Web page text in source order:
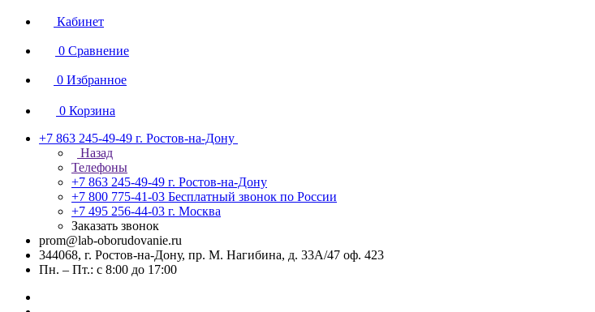
Кабинет
0 Сравнение
0 Избранное
0 Корзина
+7 863 245-49-49 г. Ростов-на-Дону
Назад
Телефоны
+7 863 245-49-49 г. Ростов-на-Дону
+7 800 775-41-03 Бесплатный звонок по России
+7 495 256-44-03 г. Москва
Заказать звонок
prom@lab-oborudovanie.ru
344068, г. Ростов-на-Дону, пр. М. Нагибина, д. 33А/47 оф. 423
Пн. – Пт.: с 8:00 до 17:00